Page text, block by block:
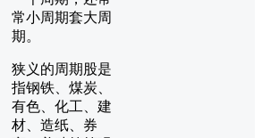
常小周期套大周
期。
狭义的周期股是
指钢铁、煤炭、
有色、化工、建
材、造纸、券